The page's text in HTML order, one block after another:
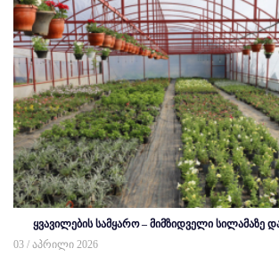
ყვავილების სამყარო – მიმზიდველი სილამაზე
03 / აპრილი 2026